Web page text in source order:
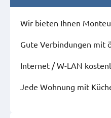
Wir bieten Ihnen
Gute Verbindungen mit
Internet / W-LAN
Jede Wohnung mit